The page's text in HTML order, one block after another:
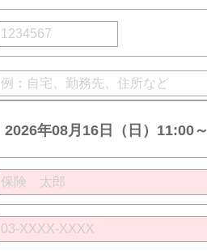
2026年08月16日（日）11:00～